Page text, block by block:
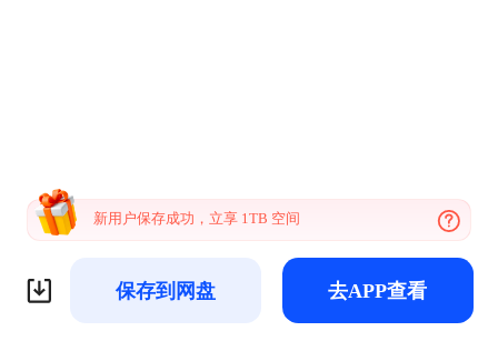
新用户保存成功，立享 1TB 空间
保存到网盘 去APP查看